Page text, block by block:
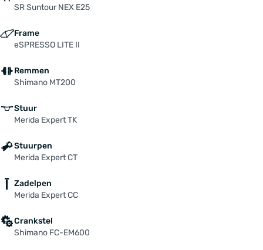
SR Suntour NEX E25
Frame
eSPRESSO LITE II
Remmen
Shimano MT200
Stuur
Merida Expert TK
Stuurpen
Merida Expert CT
Zadelpen
Merida Expert CC
Crankstel
Shimano FC-EM600